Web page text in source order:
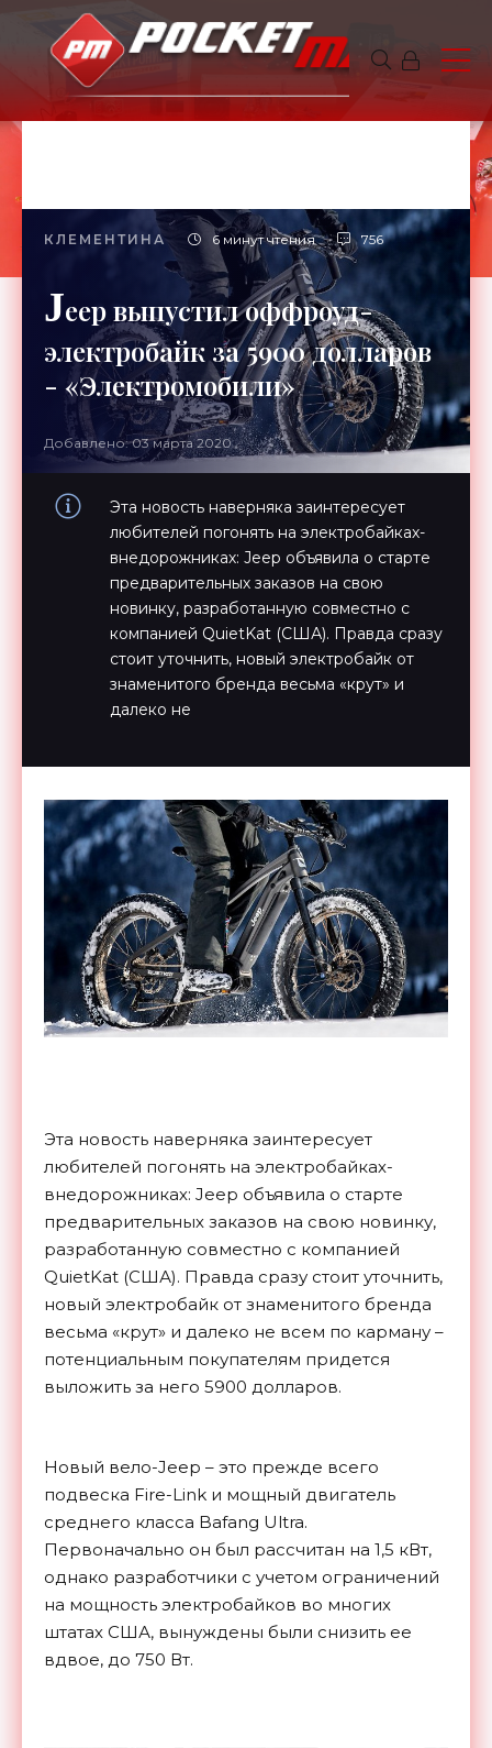
КЛЕМЕНТИНА 6 минут чтения 756
Jeep выпустил оффроуд-
электробайк за 5900 долларов
- «Электромобили»
Добавлено: 03 марта 2020
Эта новость наверняка заинтересует
любителей погонять на электробайках-
внедорожниках: Jeep объявила о старте
предварительных заказов на свою
новинку, разработанную совместно с
компанией QuietKat (США). Правда сразу
стоит уточнить, новый электробайк от
знаменитого бренда весьма «крут» и
далеко не
Эта новость наверняка заинтересует
любителей погонять на электробайках-
внедорожниках: Jeep объявила о старте
предварительных заказов на свою новинку,
разработанную совместно с компанией
QuietKat (США). Правда сразу стоит уточнить,
новый электробайк от знаменитого бренда
весьма «крут» и далеко не всем по карману –
потенциальным покупателям придется
выложить за него 5900 долларов.
Новый вело-Jeep – это прежде всего
подвеска Fire-Link и мощный двигатель
среднего класса Bafang Ultra.
Первоначально он был рассчитан на 1,5 кВт,
однако разработчики с учетом ограничений
на мощность электробайков во многих
штатах США, вынуждены были снизить ее
вдвое, до 750 Вт.